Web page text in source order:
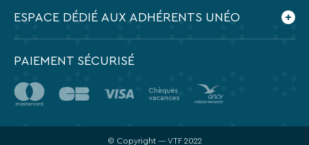
ESPACE DÉDIÉ AUX ADHÉRENTS UNÉO
PAIEMENT SÉCURISÉ
© Copyright — VTF 2022